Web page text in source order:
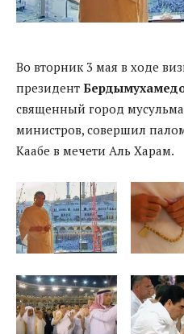
Во вторник 3 мая в ходе
президент
священный город
министров, совершил
Каабе в мечети Аль Харам.